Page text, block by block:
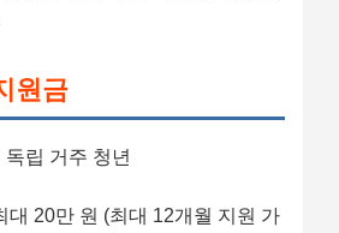
원금
립 거주 청년
대 20만 원 (최대 12개월 지원 가